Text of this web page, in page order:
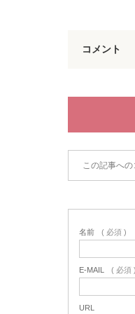
コメント
この記事への
名前 ( 必須 )
E-MAIL ( 必須
URL